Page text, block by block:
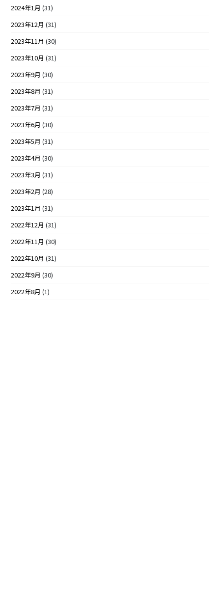
2024年1月 (31)
2023年12月 (31)
2023年11月 (30)
2023年10月 (31)
2023年9月 (30)
2023年8月 (31)
2023年7月 (31)
2023年6月 (30)
2023年5月 (31)
2023年4月 (30)
2023年3月 (31)
2023年2月 (28)
2023年1月 (31)
2022年12月 (31)
2022年11月 (30)
2022年10月 (31)
2022年9月 (30)
2022年8月 (1)